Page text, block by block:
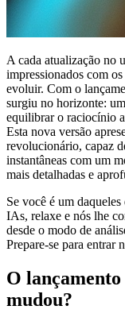
A cada atualização no
impressionados com
evoluir. Com o
surgiu no horizonte:
equilibrar o raciocínio
Esta nova versão
revolucionário, capaz
instantâneas com um
mais detalhadas e
Se você é um
IAs, relaxe e nós lhe
desde o modo de
Prepare-se para entrar
O
mudou?